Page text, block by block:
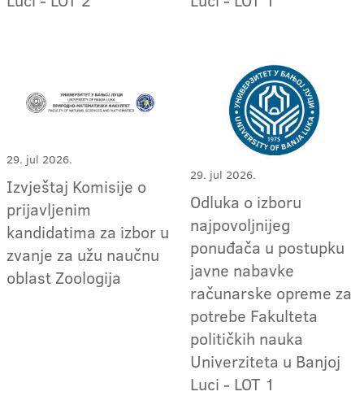
29. jul 2026.
Izvještaj Komisije o
prijavljenim
kandidatima za izbor u
zvanje za užu naučnu
oblast Zoologija
29. jul 2026.
Odluka o izboru
najpovoljnijeg
ponuđača u postupku
javne nabavke
računarske opreme za
potrebe Fakulteta
političkih nauka
Univerziteta u Banjoj
Luci - LOT 1